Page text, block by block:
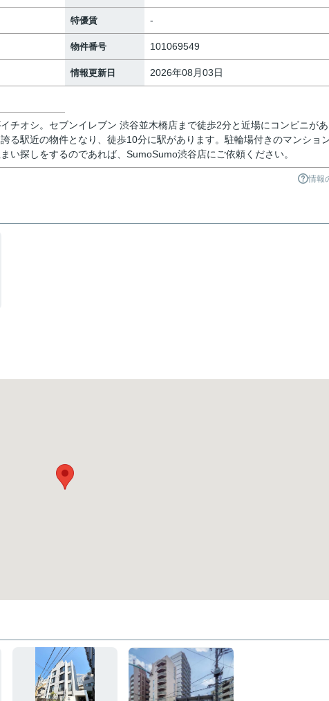
特優賃 -
物件番号 101069549
情報更新日 2026年08月03日
チオシ。セブンイレブン 渋谷並木橋店まで徒歩2分と近場にコンビニがあ
る駅近の物件となり、徒歩10分に駅があります。駐輪場付きのマンショ
い探しをするのであれば、SumoSumo渋谷店にご依頼ください。
情報